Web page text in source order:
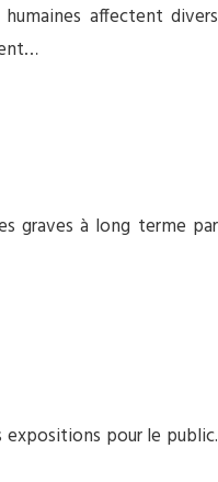
affectent divers
graves à long terme par
expositions pour le public.